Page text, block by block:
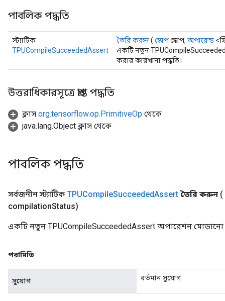
পাবলিক পদ্ধতি
স্ট্যাটিক
TPUCompileSucceededAssert
তৈরি করুন( স্কোপস্কোপ, অপারেন্ড
একটি নতুন
করার কারখানা পদ্ধতি।
উত্তরাধিকারসূত্রে প্রাপ্ত পদ্ধতি
ক্লাস org.tensorflow.op.PrimitiveOp থেকে
java.lang.Object ক্লাস থেকে
পাবলিক পদ্ধতি
সর্বজনীন স্ট্যাটিক TPUCompileSucceededAssert তৈরি করুন (
compilationStatus)
একটি নতুন TPUCompileSucceededAssert অপারেশন মোড়ানো
পরামিতি
সুযোগ বর্তমান সুযোগ